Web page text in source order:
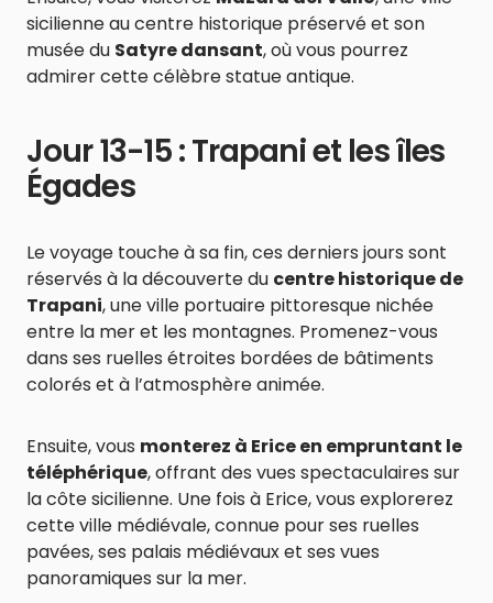
sicilienne au centre historique préservé et son
musée du Satyre dansant, où vous pourrez
admirer cette célèbre statue antique.
Jour 13-15 : Trapani et les îles
Égades
Le voyage touche à sa fin, ces derniers jours sont
réservés à la découverte du centre historique de
Trapani, une ville portuaire pittoresque nichée
entre la mer et les montagnes. Promenez-vous
dans ses ruelles étroites bordées de bâtiments
colorés et à l’atmosphère animée.
Ensuite, vous monterez à Erice en empruntant le
téléphérique, offrant des vues spectaculaires sur
la côte sicilienne. Une fois à Erice, vous explorerez
cette ville médiévale, connue pour ses ruelles
pavées, ses palais médiévaux et ses vues
panoramiques sur la mer.